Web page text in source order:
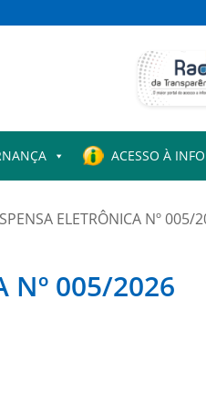
ACESSO À
ELETRÔNICA Nº 005/
Nº 005/2026